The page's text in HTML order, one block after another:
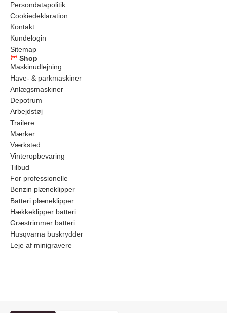
Persondatapolitik
Cookiedeklaration
Kontakt
Kundelogin
Sitemap
Shop
Maskinudlejning
Have- & parkmaskiner
Anlægsmaskiner
Depotrum
Arbejdstøj
Trailere
Mærker
Værksted
Vinteropbevaring
Tilbud
For professionelle
Benzin plæneklipper
Batteri plæneklipper
Hækkeklipper batteri
Græstrimmer batteri
Husqvarna buskrydder
Leje af minigravere